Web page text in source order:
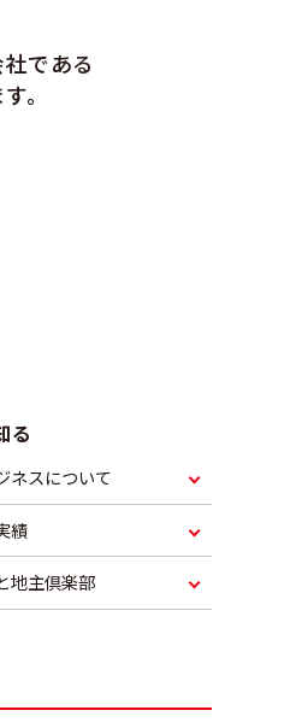
である
。
る
ネスについて
績
地主倶楽部